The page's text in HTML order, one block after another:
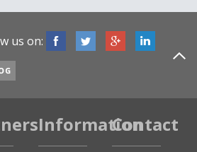
us on:
InformationContact